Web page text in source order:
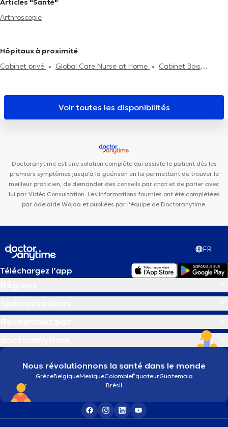
Articles "Santé"
Arthroscopie
Hôpitaux à proximité
Cabinet privé
Global Care Nurse at Home
Cabinet Bois
Cabinet Médical TIHC
Centre L'Odyssée La Louvière
Cura
Centre de diététique NaturHouse La Louvière
Cabinet
Black and White Dental Clinic
Voir toutes les disponibilités
Doctoranytime est une solution complète qui assiste le patient dès les
premiers symptômes jusqu'à la guérison en lui permettant de trouver le
meilleur praticien, de demander des conseils par chat et de parler avec
lui par Vidéo Consultation. Les informations fournies ont été complétées
par Adelaide Wojda et publiées par l'équipe de Doctoranytime.
FR
Téléchargez l’app
Nous révolutionnons la santé dans le monde
GrèceBelgiqueMexiqueColombieÉquateurGuatemala
Brésil